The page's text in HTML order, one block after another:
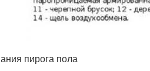
пирога пола